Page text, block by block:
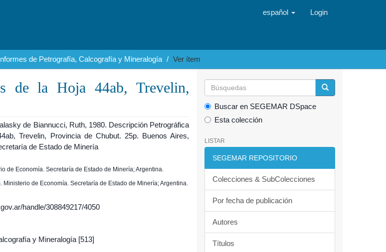
español Login
de Petrografía, Calcografía y Mineralogía Ver ítem
de la Hoja 44ab, Trevelin,
de Biannucci, Ruth, 1980. Descripción Petrográfica
Trevelin, Provincia de Chubut. 25p. Buenos Aires,
de Estado de Minería
de Economía. Secretaría de Estado de Minería; Argentina.
Ministerio de Economía. Secretaría de Estado de Minería; Argentina.
handle/308849217/4050
y Mineralogía [513]
Buscar en SEGEMAR DSpace
Esta colección
LISTAR
SEGEMAR REPOSITORIO
Colecciones & SubColecciones
Por fecha de publicación
Autores
Títulos